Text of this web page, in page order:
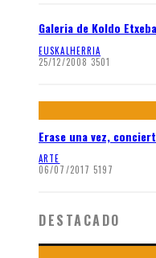
Galeria de Koldo
EUSKALHERRIA
25/12/2008 3501
Erase una vez,
ARTE
06/07/2017 5197
DESTACADO